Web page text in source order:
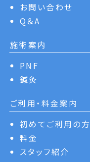
お問い合わせ
Q＆A
施術案内
PNF
鍼灸
ご利用・料金案内
初めてご利用の方
料金
スタッフ紹介